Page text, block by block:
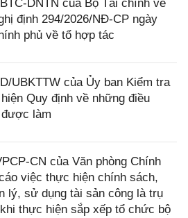
DNTN của Bộ Tài chính về
định 294/2026/NĐ-CP ngày
phủ về tổ hợp tác
UBKTTW của Ủy ban Kiểm tra
Quy định về những điều
làm
CN của Văn phòng Chính
việc thực hiện chính sách,
lý, sử dụng tài sản công là trụ
thực hiện sắp xếp tổ chức bộ